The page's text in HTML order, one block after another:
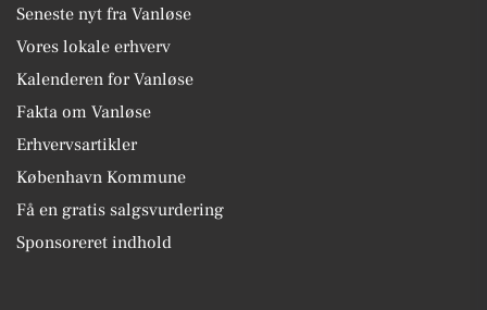
Seneste nyt fra Vanløse
Vores lokale erhverv
Kalenderen for Vanløse
Fakta om Vanløse
Erhvervsartikler
København Kommune
Få en gratis salgsvurdering
Sponsoreret indhold